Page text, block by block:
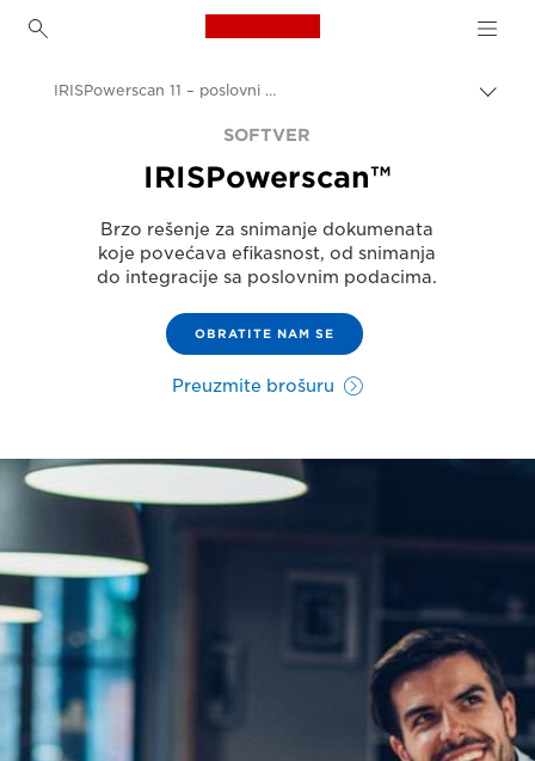
Canon Logo, back to
Rešenja i usluge
Poslovni proizvodi
Poslovni softver
IRISPowerscan 11 – poslovni softver
SOFTVER
IRISPowerscan™
Brzo rešenje za snimanje dokumenata
koje povećava efikasnost, od snimanja
do integracije sa poslovnim podacima.
OBRATITE NAM SE
Preuzmite brošuru